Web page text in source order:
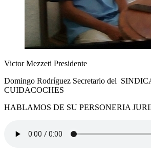
Victor Mezzeti Presidente
Domingo Rodríguez Secretario del
CUIDACOCHES
HABLAMOS DE SU PERSONERIA